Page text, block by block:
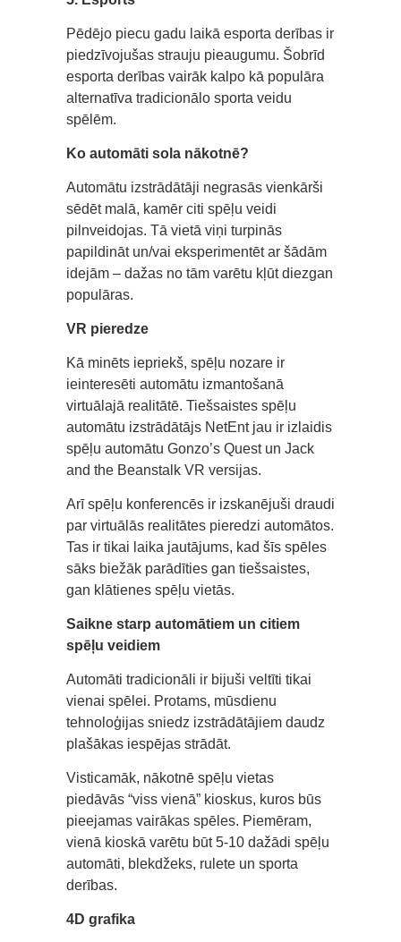
Pēdējo piecu gadu laikā esporta derības ir
piedzīvojušas strauju pieaugumu. Šobrīd
esporta derības vairāk kalpo kā populāra
alternatīva tradicionālo sporta veidu
spēlēm.
Ko automāti sola nākotnē?
Automātu izstrādātāji negrasās vienkārši
sēdēt malā, kamēr citi spēļu veidi
pilnveidojas. Tā vietā viņi turpinās
papildināt un/vai eksperimentēt ar šādām
idejām – dažas no tām varētu kļūt diezgan
populāras.
VR pieredze
Kā minēts iepriekš, spēļu nozare ir
ieinteresēti automātu izmantošanā
virtuālajā realitātē. Tiešsaistes spēļu
automātu izstrādātājs NetEnt jau ir izlaidis
spēļu automātu Gonzo’s Quest un Jack
and the Beanstalk VR versijas.
Arī spēļu konferencēs ir izskanējuši draudi
par virtuālās realitātes pieredzi automātos.
Tas ir tikai laika jautājums, kad šīs spēles
sāks biežāk parādīties gan tiešsaistes,
gan klātienes spēļu vietās.
Saikne starp automātiem un citiem
spēļu veidiem
Automāti tradicionāli ir bijuši veltīti tikai
vienai spēlei. Protams, mūsdienu
tehnoloģijas sniedz izstrādātājiem daudz
plašākas iespējas strādāt.
Visticamāk, nākotnē spēļu vietas
piedāvās “viss vienā” kioskus, kuros būs
pieejamas vairākas spēles. Piemēram,
vienā kioskā varētu būt 5-10 dažādi spēļu
automāti, blekdžeks, rulete un sporta
derības.
4D grafika